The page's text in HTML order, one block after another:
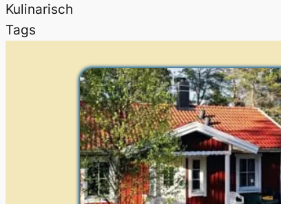
Kulinarisch
Tags